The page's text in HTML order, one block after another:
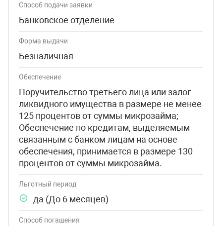
Способ подачи заявки
Банковское отделение
Форма выдачи
Безналичная
Обеспечение
Поручительство третьего лица или залог
ликвидного имущества в размере не менее
125 процентов от суммы микрозайма;
Обеспечение по кредитам, выделяемым
связанным с банком лицам на основе
обеспечения, принимается в размере 130
процентов от суммы микрозайма.
Льготный период
да (До 6 месяцев)
Способ погашения